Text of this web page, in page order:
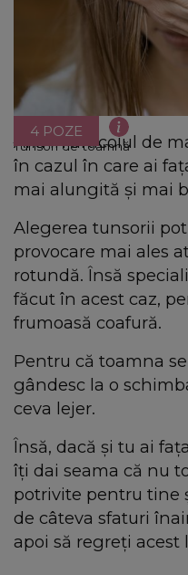
Tunsori de toamnă
4 POZE
Află în articolul de
în cazul în care ai
mai alungită și mai
Alegerea tunsorii
provocare mai ales
rotundă. Însă
făcut în acest caz,
frumoasă coafură.
Pentru că toamna
gândesc la o
ceva lejer.
Însă, dacă și tu ai
îți dai seama că nu
potrivite pentru tine
de câteva sfaturi
apoi să regreți acest